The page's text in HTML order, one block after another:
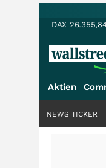
DAX
Aktien
NEWS TICKER